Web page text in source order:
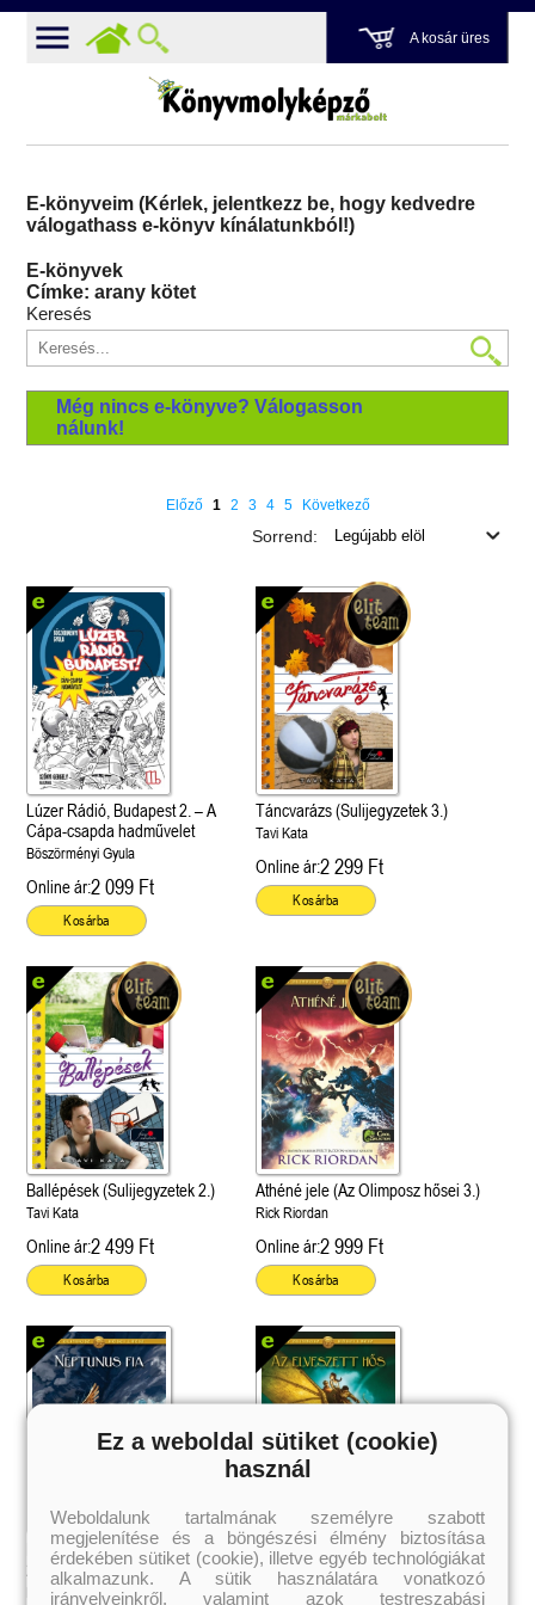
A kosár üres
cél (Off-Campus 4.)
olvasható!
21.
Grace and Glory - Kegyelem és
dicsőség (Az Előhírnök-trilógia
3.)
Különleges éldekorált kiadás!
31.
Bad Girl Reputation
lány (Avalon Bay 2.)
Elle Kennedy
E-könyveim (Kérlek, jelentkezz be, hogy kedvedre
válogathass e-könyv kínálatunkból!)
E-könyvek
Címke: arany kötet
Keresés
Még nincs e-könyve? Válogasson
nálunk!
Előző 1 2 3 4 5 Következő
Sorrend:
Lúzer Rádió, Budapest 2. – A
Cápa-csapda hadművelet
Böszörményi Gyula
Online ár:2 099 Ft
Kosárba
Táncvarázs (Sulijegyzetek 3.)
Tavi Kata
Online ár:2 299 Ft
Kosárba
Ballépések (Sulijegyzetek 2.)
Tavi Kata
Online ár:2 499 Ft
Kosárba
Athéné jele (Az Olimposz hősei 3.)
Rick Riordan
Online ár:2 999 Ft
Kosárba
Neptunus fia (Az Olimposz hősei
2.)
Rick Riordan
Az elveszett hős (Az Olimposz
hősei 1.)
Rick Riordan
Ez a weboldal sütiket (cookie)
használ
Weboldalunk tartalmának személyre szabott
megjelenítése és a böngészési élmény biztosítása
érdekében sütiket (cookie), illetve egyéb technológiákat
alkalmazunk. A sütik használatára vonatkozó
irányelveinkről, valamint azok testreszabási